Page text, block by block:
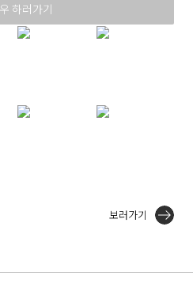
하러가기
보러가기